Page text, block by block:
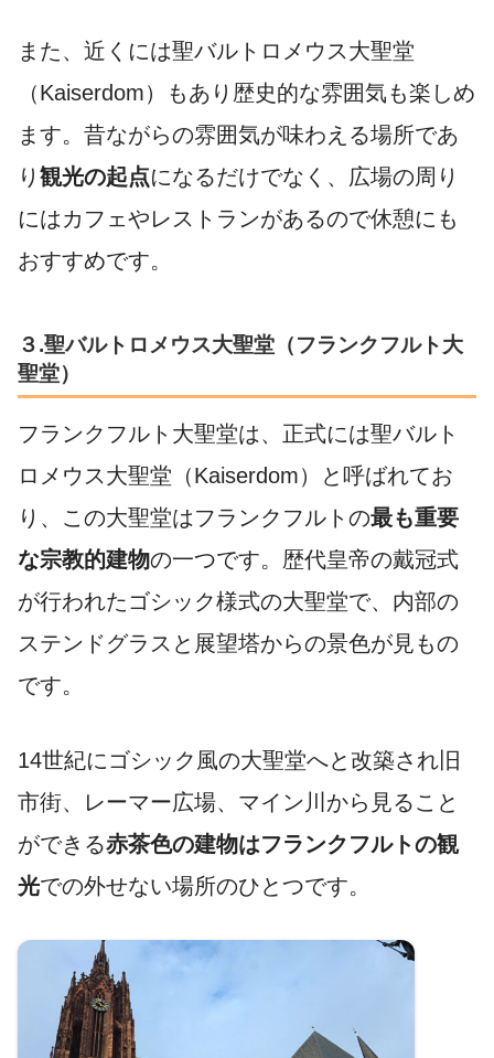
また、近くには聖バルトロメウス大聖堂
（Kaiserdom）もあり歴史的な雰囲気も楽しめ
ます。昔ながらの雰囲気が味わえる場所であ
り 観光の起点になるだけでなく、広場の周り
にはカフェやレストランがあるので休憩にも
おすすめです。
３.聖バルトロメウス大聖堂（フランクフルト大
聖堂）
フランクフルト大聖堂は、正式には聖バルト
ロメウス大聖堂（Kaiserdom）と呼ばれてお
り、この大聖堂はフランクフルトの最も重要
な宗教的建物の一つです。歴代皇帝の戴冠式
が行われたゴシック様式の大聖堂で、内部の
ステンドグラスと展望塔からの景色が見もの
です。
14世紀にゴシック風の大聖堂へと改築され旧
市街、レーマー広場、マイン川から見ること
ができる赤茶色の建物はフランクフルトの観
光での外せない場所のひとつです。